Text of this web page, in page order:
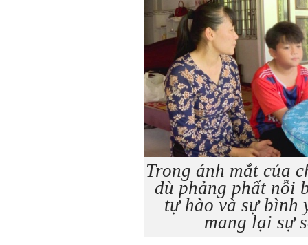
Trong ánh mắt của
dù phảng phất nỗi
tự hào và sự bình
mang lại sự